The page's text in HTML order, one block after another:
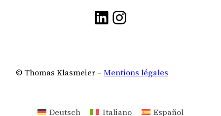
LinkedIn
Instagram
© Thomas Klasmeier – Mentions légales
Deutsch Italiano Español